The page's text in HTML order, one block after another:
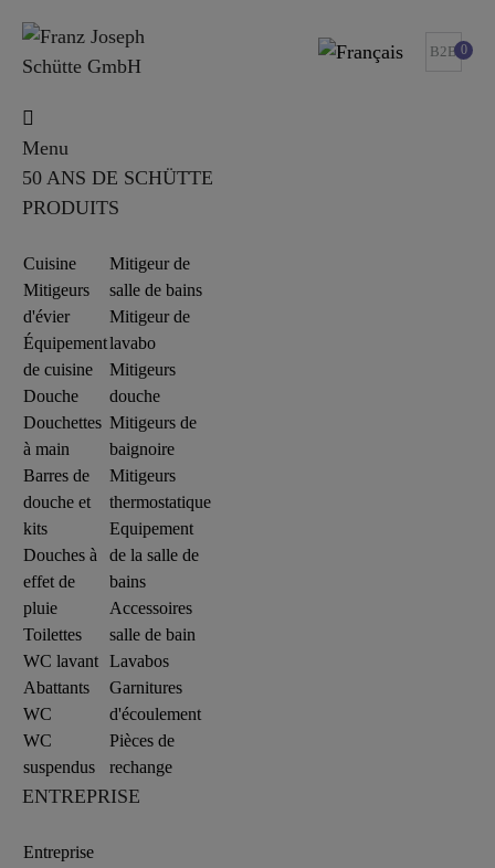
B2B 0
Menu
50 ANS DE SCHÜTTE
PRODUITS
Cuisine
Mitigeurs
d'évier
Équipement
de cuisine
Douche
Douchettes
à main
Barres de
douche et
kits
Douches à
effet de
pluie
Toilettes
WC lavant
Abattants
WC
WC
suspendus
Mitigeur de
salle de bains
Mitigeur de
lavabo
Mitigeurs
douche
Mitigeurs de
baignoire
Mitigeurs
thermostatique
Equipement
de la salle de
bains
Accessoires
salle de bain
Lavabos
Garnitures
d'écoulement
Pièces de
rechange
ENTREPRISE
Entreprise